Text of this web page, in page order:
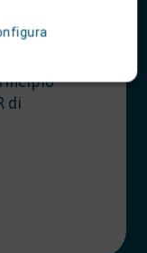
di